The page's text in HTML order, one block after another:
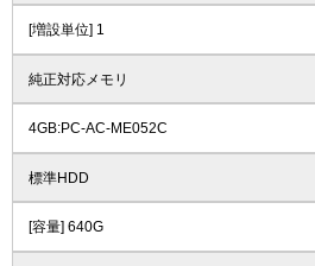
[増設単位] 1
純正対応メモリ
4GB:PC-AC-ME052C
標準HDD
[容量] 640G